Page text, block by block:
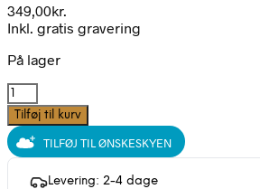
349,00kr.
Inkl. gratis gravering
På lager
Medalje
ophæng
-
OCR
-
Tilføj til kurv
TILFØJ TIL ØNSKESKYEN
Levering: 2-4 dage